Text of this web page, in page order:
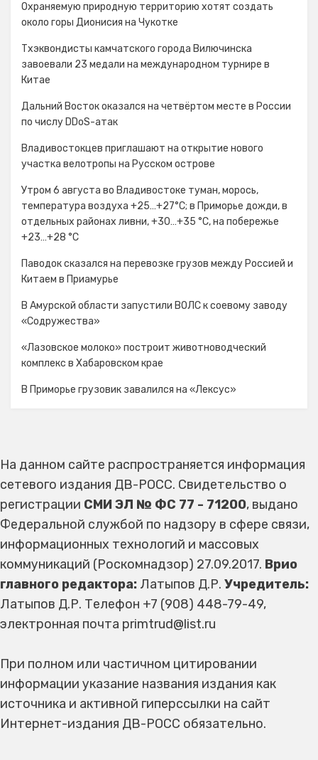
Охраняемую природную территорию хотят создать
около горы Дионисия на Чукотке
Тхэквондисты камчатского города Вилючинска
завоевали 23 медали на международном турнире в
Китае
Дальний Восток оказался на четвёртом месте в России
по числу DDoS-атак
Владивостокцев приглашают на открытие нового
участка велотропы на Русском острове
Утром 6 августа во Владивостоке туман, морось,
температура воздуха +25…+27°С; в Приморье дожди, в
отдельных районах ливни, +30…+35 °C, на побережье
+23…+28 °C
Паводок сказался на перевозке грузов между Россией и
Китаем в Приамурье
В Амурской области запустили ВОЛС к соевому заводу
«Содружества»
«Лазовское молоко» построит животноводческий
комплекс в Хабаровском крае
В Приморье грузовик завалился на «Лексус»
На данном сайте распространяется информация
сетевого издания ДВ-РОСС. Свидетельство о
регистрации СМИ ЭЛ № ФС 77 - 71200, выдано
Федеральной службой по надзору в сфере связи,
информационных технологий и массовых
коммуникаций (Роскомнадзор) 27.09.2017. Врио
главного редактора: Латыпов Д.Р. Учредитель:
Латыпов Д.Р. Телефон +7 (908) 448-79-49,
электронная почта primtrud@list.ru
При полном или частичном цитировании
информации указание названия издания как
источника и активной гиперссылки на сайт
Интернет-издания ДВ-РОСС обязательно.